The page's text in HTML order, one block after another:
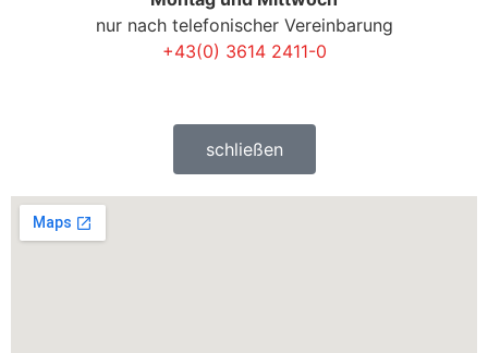
nur nach telefonischer Vereinbarung
+43(0) 3614 2411-0
schließen